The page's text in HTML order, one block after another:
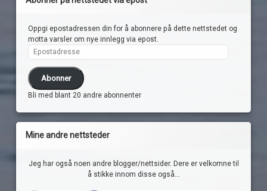
Oppgi epostadressen din for å abonnere på dette nettstedet og
motta varsler om nye innlegg via epost.
Epostadresse
Abonner
Bli med blant 20 andre abonnenter
Mine andre nettsteder
Jeg har også noen andre blogger/nettsider. Dere er velkomne til
å stikke innom disse også...